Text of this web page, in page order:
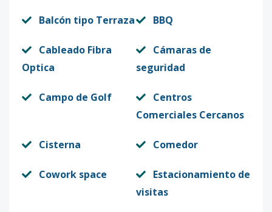
Balcón tipo Terraza BBQ
Cableado Fibra
Optica
Cámaras de
seguridad
Campo de Golf
Centros
Comerciales Cercanos
Cisterna Comedor
Cowork space
Estacionamiento de
visitas